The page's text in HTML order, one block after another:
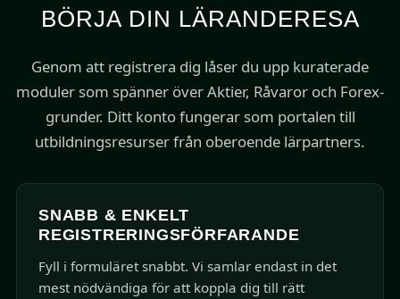
BÖRJA DIN LÄRANDERESA
Genom att registrera dig låser du upp kuraterade
moduler som spänner över Aktier, Råvaror och Forex-
grunder. Ditt konto fungerar som portalen till
utbildningsresurser från oberoende lärpartners.
SNABB & ENKELT
REGISTRERINGSFÖRFARANDE
Fyll i formuläret snabbt. Vi samlar endast in det
mest nödvändiga för att koppla dig till rätt